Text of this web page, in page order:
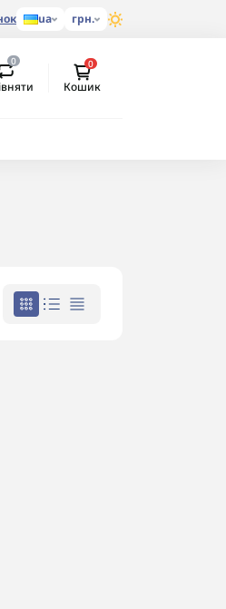
ua грн.
0 0
Кошик